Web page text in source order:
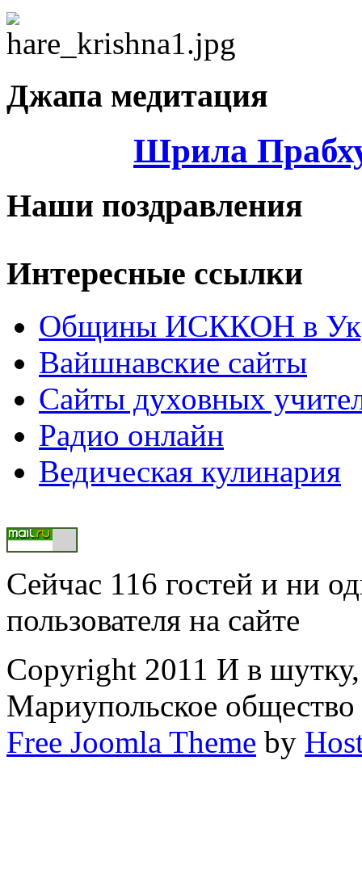
Джапа медитация
Шрила
Наши поздравления
Интересные ссылки
Общины ИСККОН в
Вайшнавские сайты
Сайты духовных
Радио онлайн
Ведическая кулинария
Сейчас 116 гостей и ни
пользователя на сайте
Copyright 2011 И в
Мариупольское
Free Joomla Theme by